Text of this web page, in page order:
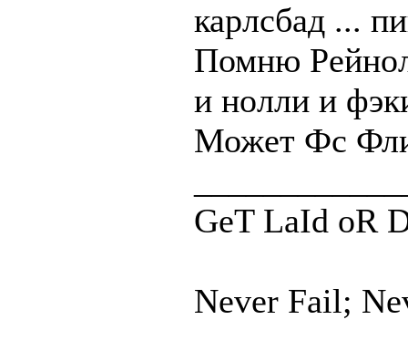
карлсбад ...
Помню
и нолли и
Может Фс
GeT LaId oR
Never Fail;